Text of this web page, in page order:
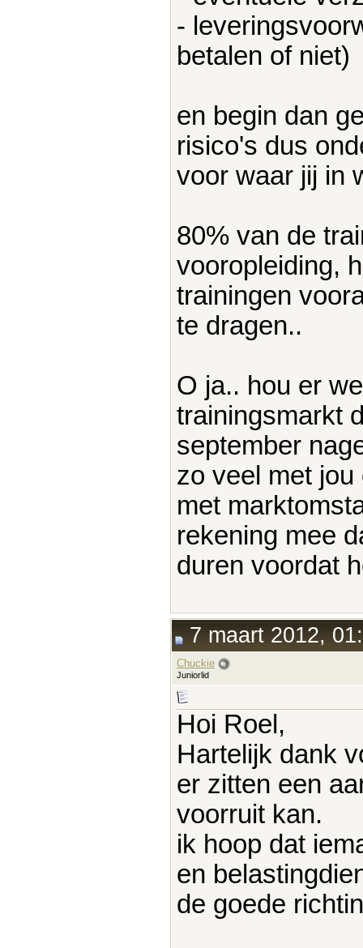
-
betalen of niet)
en begin dan
risico's dus
voor waar jij in
80% van de
vooropleiding,
trainingen
te dragen..
O ja.. hou er
trainingsmarkt
september
zo veel met
met
rekening mee
duren voordat
7 maart 2012,
Chuckie
Juniorlid
Hoi Roel,
Hartelijk dank
er zitten een
voorruit kan.
ik hoop dat
en
de goede